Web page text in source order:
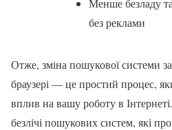
Менше безладу та
без реклами
Отже, зміна пошукової системи за
браузері — це простий процес,
вплив на вашу роботу в
безлічі пошукових систем, які